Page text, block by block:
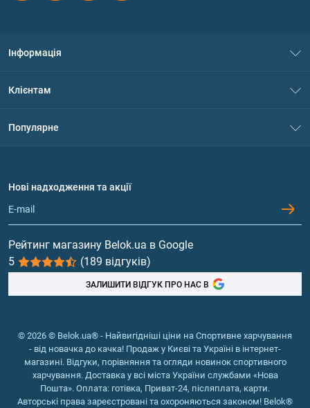
Інформація
Політика конфіденційності
Обмін та повернення
Клієнтам
Популярне
Протеїн
Гейнери
Вітаміни та мінерали
Риб'ячий жир, жирні кислоти
Нові надходження та акції
Рейтинг магазину Belok.ua в Google
5
(189 відгуків)
ЗАЛИШИТИ ВІДГУК ПРО НАС В
© 2026 © Belok.ua® - Найвигідніші ціни на Спортивне харчування
- від новачка до качка! Продаж у Києві та Україні в інтернет-
магазині. Відгуки, порівняння та огляди новинок спортивного
харчування. Доставка у всі міста України службами «Нова
Пошта». Оплата: готівка, Приват-24, післяплата, карти.
Авторські права зареєстровані та охороняються законом! Belok®